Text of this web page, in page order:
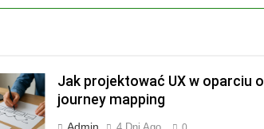
Jak projektować UX w oparciu o
journey mapping